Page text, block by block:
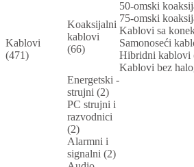
Kablovi
(471)
Koaksijalni
kablovi
(66)
50-omski
75-omski
Kablovi sa
Samonoseći
Hibridni kablovi
Kablovi bez
Energetski -
strujni (2)
PC strujni i
razvodnici
(2)
Alarmni i
signalni (2)